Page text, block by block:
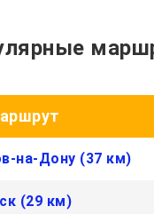
на-Дону (37 км)
(29 км)